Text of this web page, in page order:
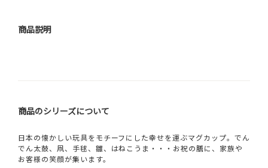
商品説明
商品のシリーズについて
日本の懐かしい玩具をモチーフにした幸せを運ぶマグカップ。でん
でん太鼓、凧、手毬、雛、はねこうま・・・お祝の膳に、家族や
お客様の笑顔が集います。